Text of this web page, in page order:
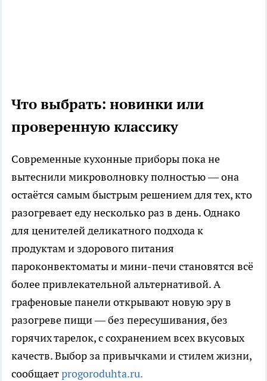
Что выбрать: новинки или
проверенную классику
Современные кухонные приборы пока не
вытеснили микроволновку полностью — она
остаётся самым быстрым решением для тех, кто
разогревает еду несколько раз в день. Однако
для ценителей деликатного подхода к
продуктам и здорового питания
пароконвектоматы и мини-печи становятся всё
более привлекательной альтернативой. А
графеновые панели открывают новую эру в
разогреве пищи — без пересушивания, без
горячих тарелок, с сохранением всех вкусовых
качеств. Выбор за привычками и стилем жизни,
сообщаетprogoroduhta.ru.